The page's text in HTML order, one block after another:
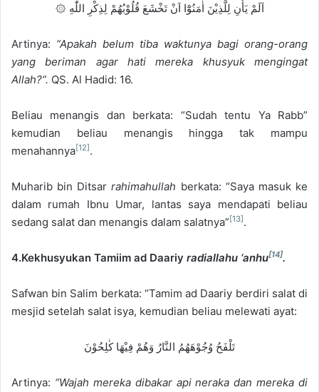
۞ اَلَمْ يَأْنِ لِلَّذِيْنَ اٰمَنُوْٓا اَنْ تَخْشَعَ قُلُوْبُهُمْ لِذِكْرِ اللّٰهِ
Artinya: “Apakah belum tiba waktunya bagi orang-orang
yang beriman agar hati mereka khusyuk mengingat
Allah?”. QS. Al Hadid: 16.
Beliau menangis dan berkata: “Sudah tentu Ya Rabb”
kemudian beliau menangis hingga tak mampu
menahannya[12] .
Muharib bin Ditsarrahimahullah berkata: “Saya masuk ke
dalam rumah Ibnu Umar, lantas saya mendapati beliau
sedang salat dan menangis dalam salatnya” [13] .
4.Kekhusyukan Tamiim ad Daariy radiallahu ‘anhu[14].
Safwan bin Salim berkata: “Tamim ad Daariy berdiri salat di
mesjid setelah salat isya, kemudian beliau melewati ayat:
تَلْفَحُ وُجُوْهَهُمُ النَّارُ وَهُمْ فِيْهَا كٰلِحُوْنَ
Artinya: “Wajah mereka dibakar api neraka dan mereka di